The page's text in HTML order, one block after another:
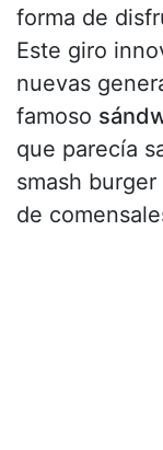
forma de
Este giro
nuevas
famoso
que parecía
smash
de